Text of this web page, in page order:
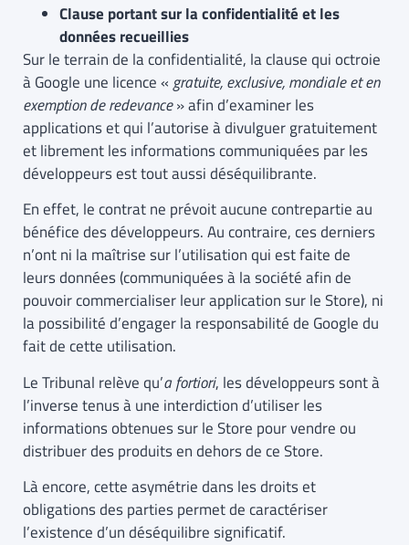
Clause portant sur la confidentialité et les
données recueillies
Sur le terrain de la confidentialité, la clause qui octroie
à Google une licence «gratuite, exclusive, mondiale et en
exemption de redevance» afin d’examiner les
applications et qui l’autorise à divulguer gratuitement
et librement les informations communiquées par les
développeurs est tout aussi déséquilibrante.
En effet, le contrat ne prévoit aucune contrepartie au
bénéfice des développeurs. Au contraire, ces derniers
n’ont ni la maîtrise sur l’utilisation qui est faite de
leurs données (communiquées à la société afin de
pouvoir commercialiser leur application sur le Store), ni
la possibilité d’engager la responsabilité de Google du
fait de cette utilisation.
Le Tribunal relève qu’a fortiori, les développeurs sont à
l’inverse tenus à une interdiction d’utiliser les
informations obtenues sur le Store pour vendre ou
distribuer des produits en dehors de ce Store.
Là encore, cette asymétrie dans les droits et
obligations des parties permet de caractériser
l’existence d’un déséquilibre significatif.